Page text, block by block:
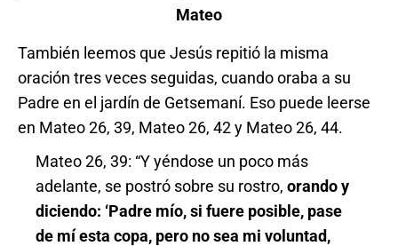
Mateo
También leemos que Jesús repitió la misma
oración tres veces seguidas, cuando oraba a su
Padre en el jardín de Getsemaní. Eso puede leerse
en Mateo 26, 39, Mateo 26, 42 y Mateo 26, 44.
Mateo 26, 39: “Y yéndose un poco más
adelante, se postró sobre su rostro,orando y
diciendo: ‘Padre mío, si fuere posible, pase
de mí esta copa, pero no sea mi voluntad,